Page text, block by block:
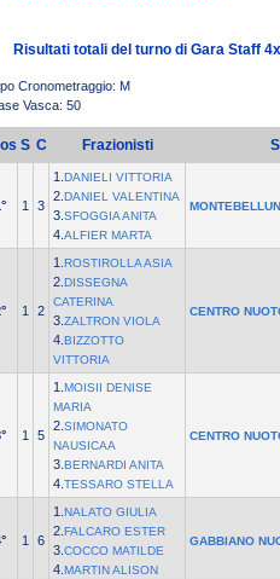
Risultati totali del turno di Gara Staff
Cronometraggio: M
Vasca: 50
S C Frazionisti
1 3
1. DANIELI VITTORIA
2. DANIEL VALENTINA
3. SFOGGIA ANITA
4. ALFIER MARTA
1 2
1. ROSTIROLLA ASIA
2. DISSEGNA
CATERINA
3. ZALTRON VIOLA
4. BIZZOTTO
VITTORIA
CENTRO
1 5
1. MOISII DENISE
MARIA
2. SIMONATO
NAUSICAA
3. BERNARDI ANITA
4. TESSARO STELLA
CENTRO
1 6
1. NALATO GIULIA
2. FALCARO ESTER
3. COCCO MATILDE
4. MARTIN ALISON
GABBIANO